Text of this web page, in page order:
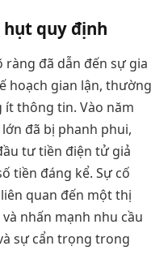
hụt quy định
ràng đã dẫn đến sự gia
hoạch gian lận, thường
thông tin. Vào năm
đã bị phanh phui,
tư tiền điện tử giả
tiền đáng kể. Sự cố
quan đến một thị
nhấn mạnh nhu cầu
sự cẩn trọng trong